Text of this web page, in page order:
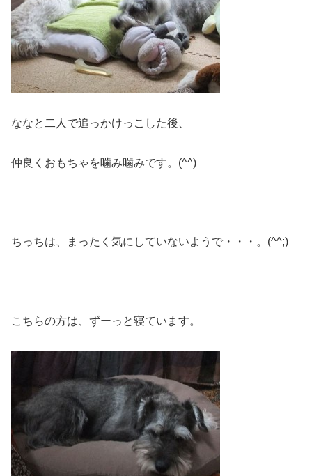
ななと二人で追っかけっこした後、
仲良くおもちゃを噛み噛みです。(^^)
ちっちは、まったく気にしていないようで・・・。(^^;)
こちらの方は、ずーっと寝ています。